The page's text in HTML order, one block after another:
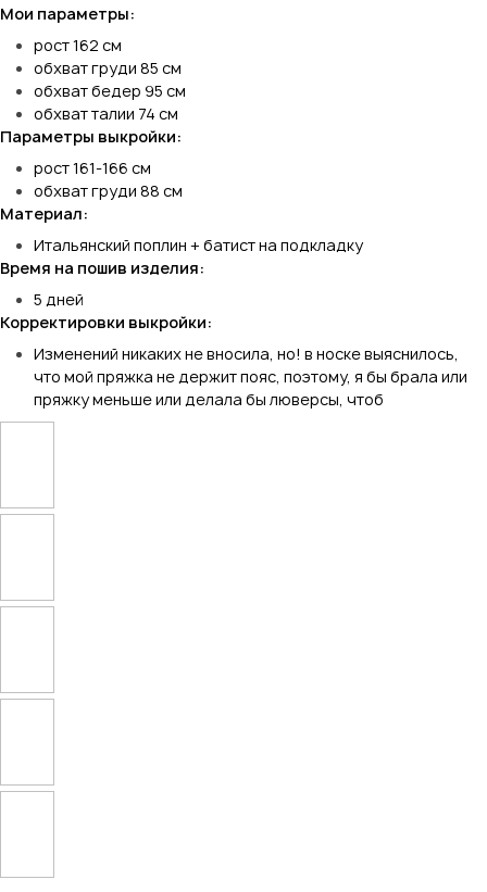
Мои параметры:
рост 162 см
обхват груди 85 см
обхват бедер 95 см
обхват талии 74 см
Параметры выкройки:
рост 161-166 см
обхват груди 88 см
Материал:
Итальянский поплин + батист на подкладку
Время на пошив изделия:
5 дней
Корректировки выкройки:
Изменений никаких не вносила, но! в носке выяснилось,
что мой пряжка не держит пояс, поэтому, я бы брала или
пряжку меньше или делала бы люверсы, чтоб